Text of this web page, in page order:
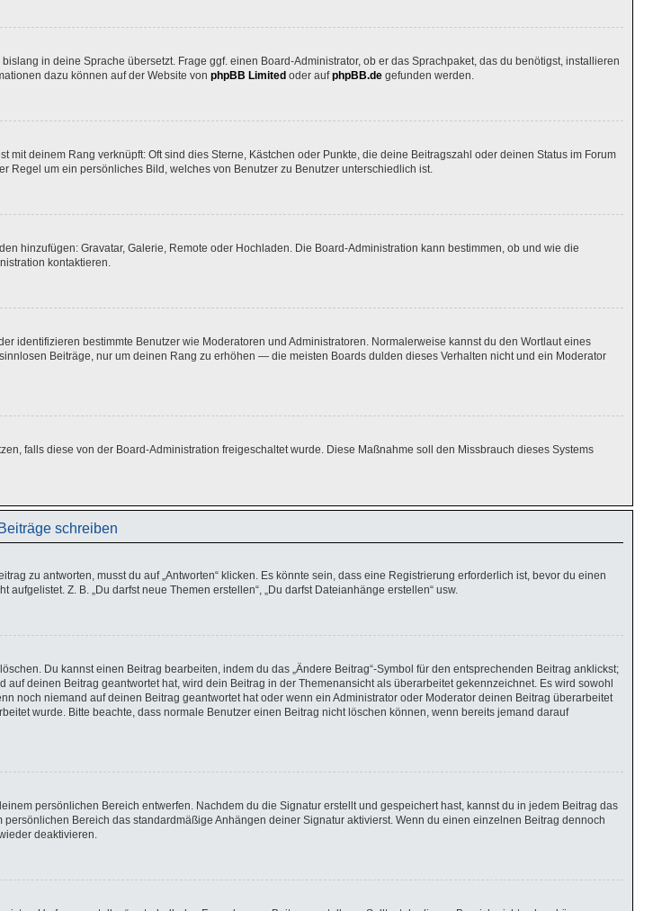
in deine Sprache übersetzt. Frage ggf. einen Board-Administrator, ob er das Sprachpaket, das du benötigst, installieren
dazu können auf der Website von phpBB Limited oder aufphpBB.de gefunden werden.
deinem Rang verknüpft: Oft sind dies Sterne, Kästchen oder Punkte, die deine Beitragszahl oder deinen Status im Forum
Regel um ein persönliches Bild, welches von Benutzer zu Benutzer unterschiedlich ist.
hinzufügen: Gravatar, Galerie, Remote oder Hochladen. Die Board-Administration kann bestimmen, ob und wie die
kontaktieren.
identifizieren bestimmte Benutzer wie Moderatoren und Administratoren. Normalerweise kannst du den Wortlaut eines
Beiträge, nur um deinen Rang zu erhöhen — die meisten Boards dulden dieses Verhalten nicht und ein Moderator
falls diese von der Board-Administration freigeschaltet wurde. Diese Maßnahme soll den Missbrauch dieses Systems
Beiträge schreiben
zu antworten, musst du auf „Antworten“ klicken. Es könnte sein, dass eine Registrierung erforderlich ist, bevor du einen
Z. B. „Du darfst neue Themen erstellen“, „Du darfst Dateianhänge erstellen“ usw.
Du kannst einen Beitrag bearbeiten, indem du das „Ändere Beitrag“-Symbol für den entsprechenden Beitrag anklickst;
deinen Beitrag geantwortet hat, wird dein Beitrag in der Themenansicht als überarbeitet gekennzeichnet. Es wird sowohl
noch niemand auf deinen Beitrag geantwortet hat oder wenn ein Administrator oder Moderator deinen Beitrag überarbeitet
wurde. Bitte beachte, dass normale Benutzer einen Beitrag nicht löschen können, wenn bereits jemand darauf
persönlichen Bereich entwerfen. Nachdem du die Signatur erstellt und gespeichert hast, kannst du in jedem Beitrag das
Bereich das standardmäßige Anhängen deiner Signatur aktivierst. Wenn du einen einzelnen Beitrag dennoch
deaktivieren.